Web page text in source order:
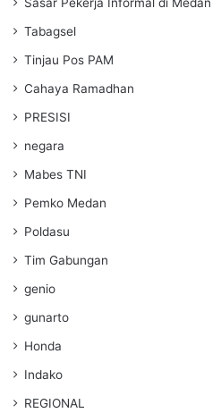
Sasar Pekerja Informal di Medan
Tabagsel
Tinjau Pos PAM
Cahaya Ramadhan
PRESISI
negara
Mabes TNI
Pemko Medan
Poldasu
Tim Gabungan
genio
gunarto
Honda
Indako
REGIONAL